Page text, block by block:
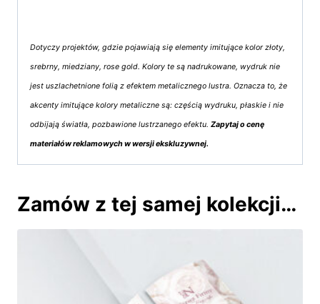
Dotyczy projektów, gdzie pojawiają się elementy imitujące kolor złoty,
srebrny, miedziany, rose gold. Kolory te są nadrukowane, wydruk nie
jest uszlachetnione folią z efektem metalicznego lustra. Oznacza to, że
akcenty imitujące kolory metaliczne są: częścią wydruku, płaskie i nie
odbijają światła, pozbawione lustrzanego efektu. Zapytaj o cenę
materiałów reklamowych w wersji ekskluzywnej.
Zamów z tej samej kolekcji…